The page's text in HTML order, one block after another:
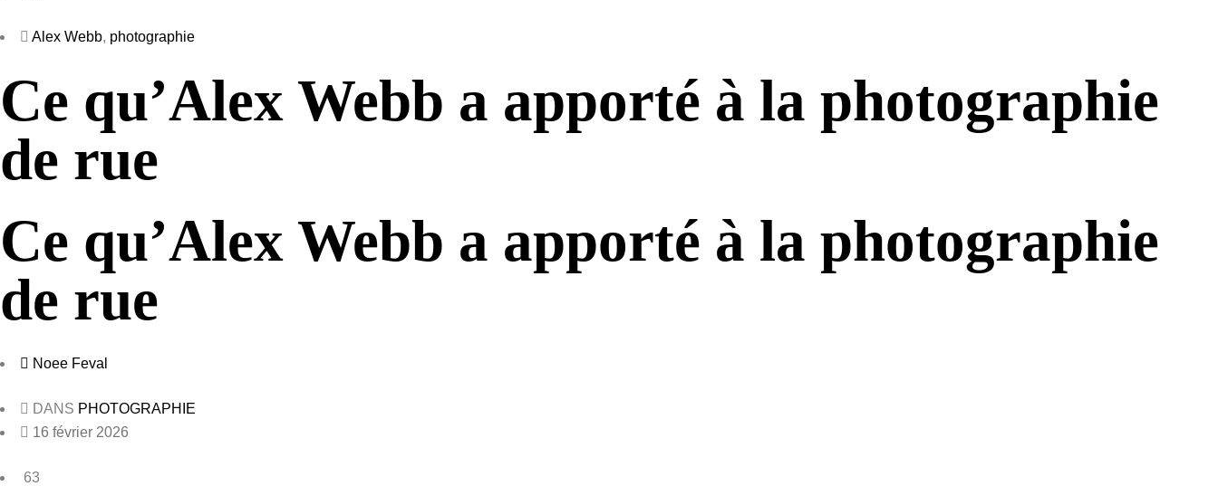
Alex Webb, photographie
Ce qu’Alex Webb a apporté à la photographie
de rue
Ce qu’Alex Webb a apporté à la photographie
de rue
Noee Feval
DANS PHOTOGRAPHIE
16 février 2026
63